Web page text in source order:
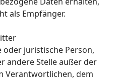
als Empfänger.
juristische Person,
andere Stelle außer der
Verantwortlichen, dem